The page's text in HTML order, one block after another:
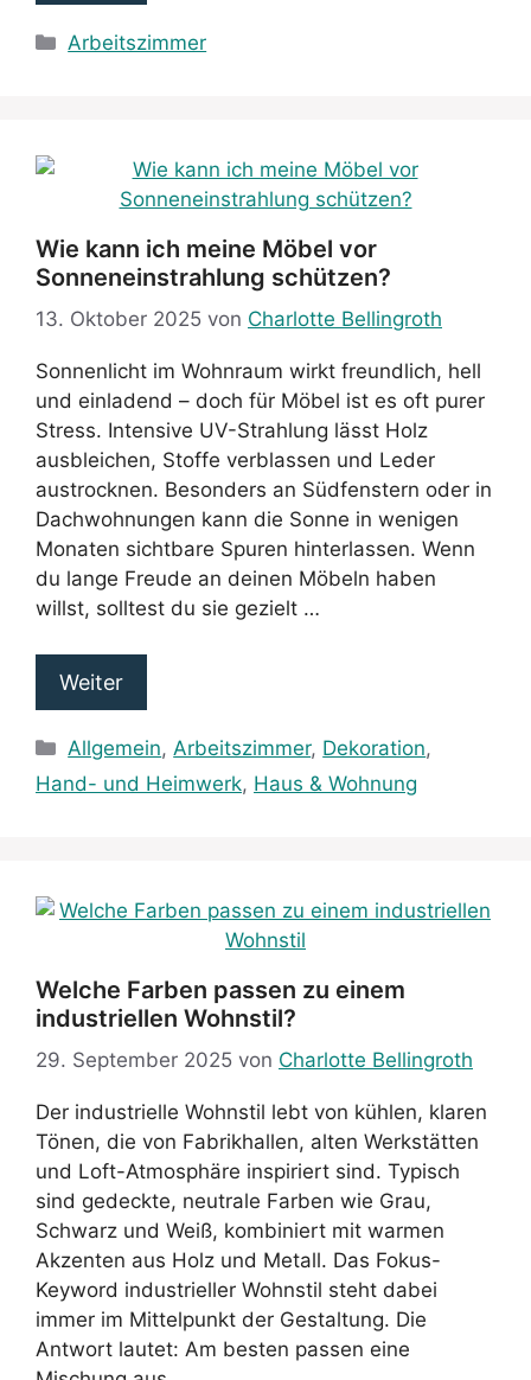
Kategorien
Arbeitszimmer
Wie kann ich meine Möbel vor
Sonneneinstrahlung schützen?
13. Oktober 2025 von Charlotte Bellingroth
Sonnenlicht im Wohnraum wirkt freundlich, hell
und einladend – doch für Möbel ist es oft purer
Stress. Intensive UV-Strahlung lässt Holz
ausbleichen, Stoffe verblassen und Leder
austrocknen. Besonders an Südfenstern oder in
Dachwohnungen kann die Sonne in wenigen
Monaten sichtbare Spuren hinterlassen. Wenn
du lange Freude an deinen Möbeln haben
willst, solltest du sie gezielt …
Weiter
Kategorien
Allgemein, Arbeitszimmer, Dekoration,
Hand- und Heimwerk, Haus & Wohnung
Welche Farben passen zu einem
industriellen Wohnstil?
29. September 2025 von Charlotte Bellingroth
Der industrielle Wohnstil lebt von kühlen, klaren
Tönen, die von Fabrikhallen, alten Werkstätten
und Loft-Atmosphäre inspiriert sind. Typisch
sind gedeckte, neutrale Farben wie Grau,
Schwarz und Weiß, kombiniert mit warmen
Akzenten aus Holz und Metall. Das Fokus-
Keyword industrieller Wohnstil steht dabei
immer im Mittelpunkt der Gestaltung. Die
Antwort lautet: Am besten passen eine